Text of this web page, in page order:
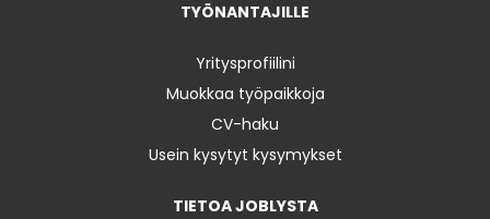
TYÖNANTAJILLE
Yritysprofiilini
Muokkaa työpaikkoja
CV-haku
Usein kysytyt kysymykset
TIETOA JOBLYSTA